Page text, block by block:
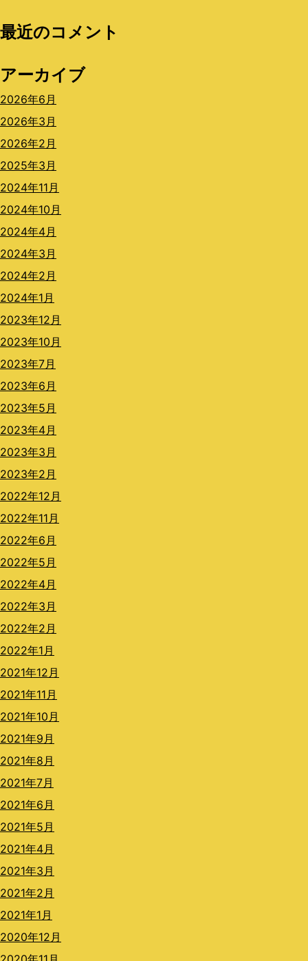
最近のコメント
アーカイブ
2026年6月
2026年3月
2026年2月
2025年3月
2024年11月
2024年10月
2024年4月
2024年3月
2024年2月
2024年1月
2023年12月
2023年10月
2023年7月
2023年6月
2023年5月
2023年4月
2023年3月
2023年2月
2022年12月
2022年11月
2022年6月
2022年5月
2022年4月
2022年3月
2022年2月
2022年1月
2021年12月
2021年11月
2021年10月
2021年9月
2021年8月
2021年7月
2021年6月
2021年5月
2021年4月
2021年3月
2021年2月
2021年1月
2020年12月